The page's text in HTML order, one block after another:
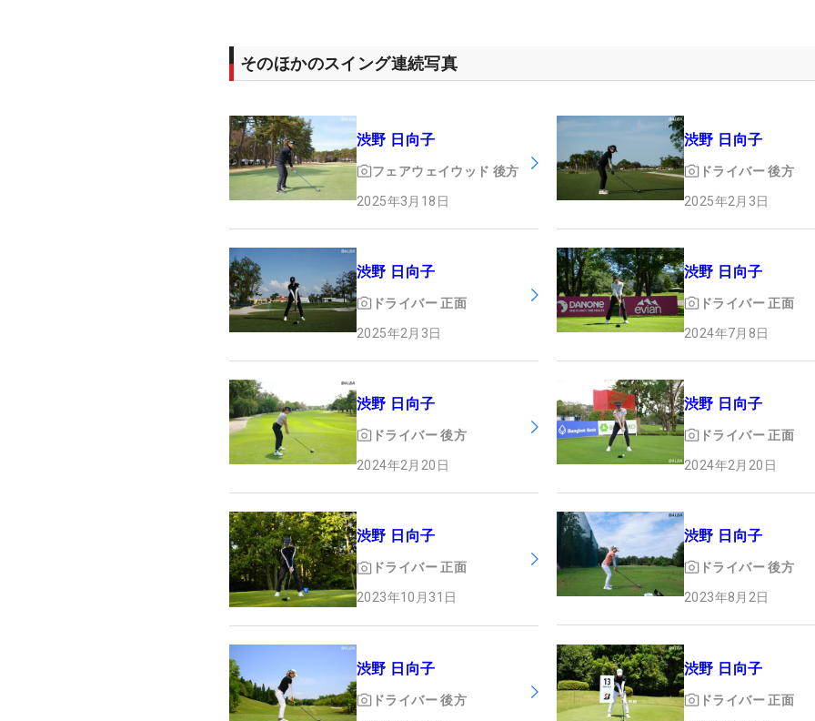
そのほかのスイング連続写真
渋野 日向子
フェアウェイウッド 後方
2025年3月18日
渋野 日向子
ドライバー 後方
2025年2月3日
渋野 日向子
ドライバー 正面
2025年2月3日
渋野 日向子
ドライバー 正面
2024年7月8日
渋野 日向子
ドライバー 後方
2024年2月20日
渋野 日向子
ドライバー 正面
2024年2月20日
渋野 日向子
ドライバー 正面
2023年10月31日
渋野 日向子
ドライバー 後方
2023年8月2日
渋野 日向子
ドライバー 後方
渋野 日向子
ドライバー 正面